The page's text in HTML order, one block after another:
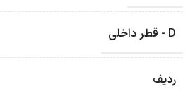
D - قطر داخلی
ردیف